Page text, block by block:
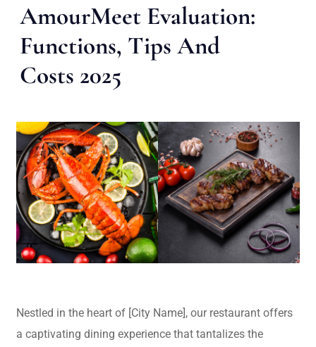
AmourMeet Evaluation:
Functions, Tips And
Costs 2025
Nestled in the heart of [City Name], our restaurant offers
a captivating dining experience that tantalizes the